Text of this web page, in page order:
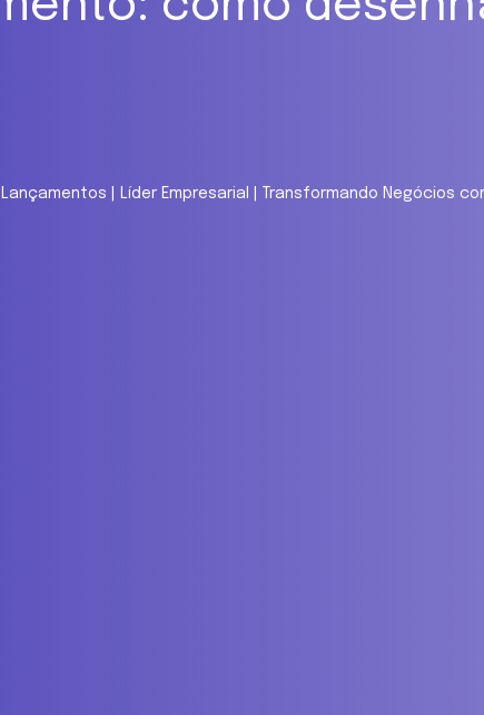
| Líder Empresarial | Transformando Negócios